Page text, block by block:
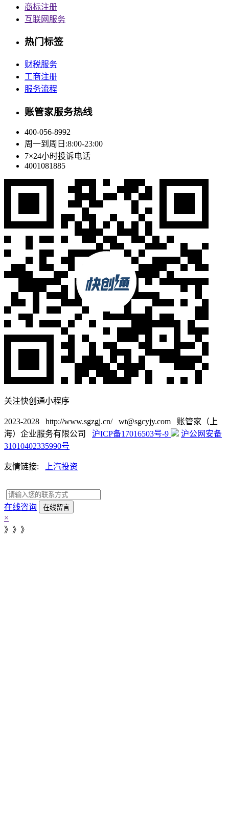
商标注册
互联网服务
热门标签
财税服务
工商注册
服务流程
账管家服务热线
400-056-8992
周一到周日:8:00-23:00
7×24小时投诉电话
4001081885
关注快创通小程序
2023-2028 http://www.sgzgj.cn/ wt@sgcyjy.com 账管家（上
海）企业服务有限公司 沪ICP备17016503号-9
沪公网安备
31010402335990号
友情链接: 上汽投资
在线咨询
×
》》》